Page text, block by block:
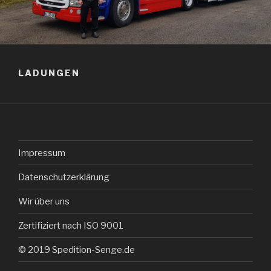
LADUNGEN
Impressum
Datenschutzerklärung
Wir über uns
Zertifiziert nach ISO 9001
© 2019 Spedition-Senge.de